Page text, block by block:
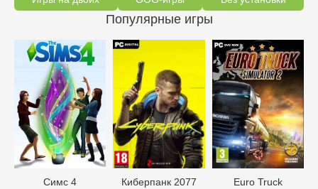
Популярные игры
Симс 4 Киберпанк 2077
Euro Truck